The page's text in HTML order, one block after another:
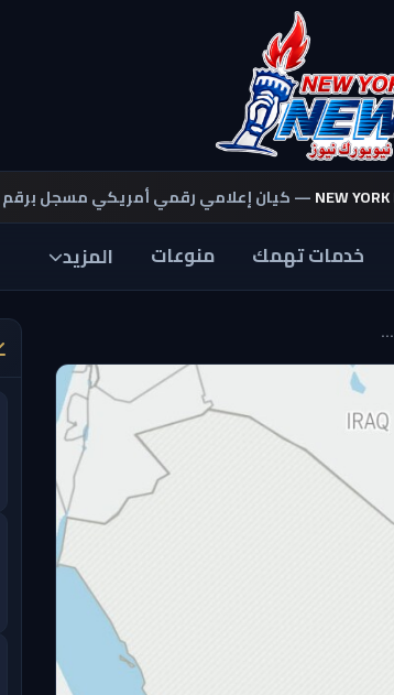
NEW— كيان إعلامي رقمي أمريكي مسجل برقم
خدمات تهمك منوعات المزيد